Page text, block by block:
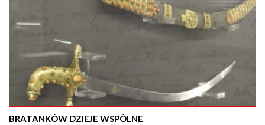
BRATANKÓW DZIEJE WSPÓLNE